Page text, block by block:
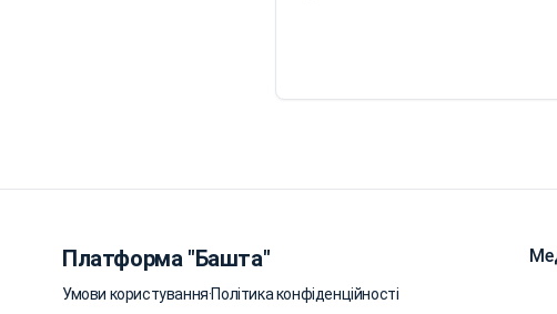
Платформа "Башта"
Умови користування·Політика конфіденційності